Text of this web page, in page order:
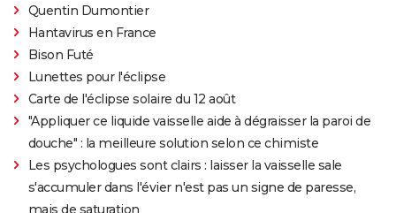
Quentin Dumontier
Hantavirus en France
Bison Futé
Lunettes pour l'éclipse
Carte de l'éclipse solaire du 12 août
"Appliquer ce liquide vaisselle aide à dégraisser la paroi de
douche" : la meilleure solution selon ce chimiste
Les psychologues sont clairs : laisser la vaisselle sale
s'accumuler dans l'évier n'est pas un signe de paresse,
mais de saturation